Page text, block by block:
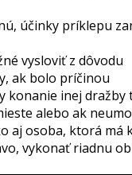
účinky príklepu
vysloviť z dôvodu
ak bolo príčinou
konanie inej dražby
alebo ak
aj osoba, ktorá má
vykonať riadnu